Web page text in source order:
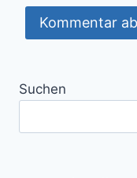
Suchen